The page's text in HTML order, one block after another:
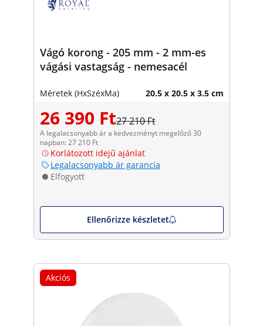
Vágó korong - 205 mm - 2 mm-es
vágási vastagság - nemesacél
Méretek (HxSzéxMa) 20.5 x 20.5 x 3.5 cm
26 390 Ft27 210 Ft
A legalacsonyabb ár a kedvezményt megelőző 30
napban: 27 210 Ft
Korlátozott idejű ajánlat
Legalacsonyabb ár garancia
Elfogyott
Ellenőrizze készletet
Akciós